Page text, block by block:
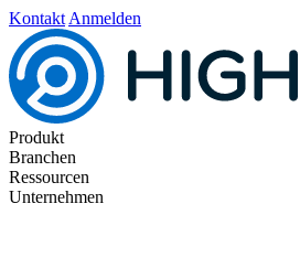
Kontakt Anmelden
Produkt
Branchen
Ressourcen
Unternehmen